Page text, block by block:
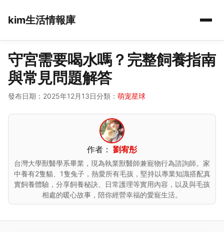
kim生活情報庫
守宮需要喝水嗎？完整飼養指南
與常見問題解答
發布日期：2025年12月13日分類： 萌宠星球
作者： 劉宥彤
台灣大學獸醫學系畢業，現為執業獸醫師兼寵物行為諮詢師。家
中養有2隻貓、1隻兔子，熱愛所有毛孩，堅持以專業知識搭配真
實飼養體驗，分享飼養秘訣、日常護理等實用內容，以及與毛孩
相處的暖心故事，陪你經營幸福的愛寵生活。